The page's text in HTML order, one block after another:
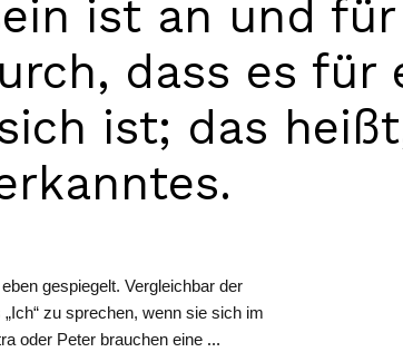
ist an und für
dass es für
ist; das
gespiegelt. Vergleichbar der
zu sprechen, wenn sie sich im
oder Peter brauchen eine …